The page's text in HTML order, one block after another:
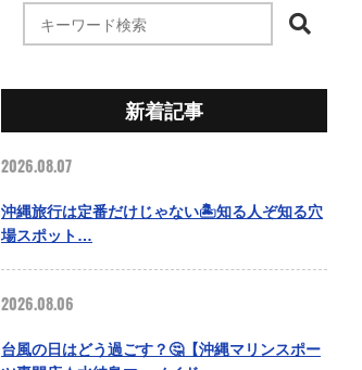
新着記事
2026.08.07
沖縄旅行は定番だけじゃない🏝️知る人ぞ知る穴
場スポット…
2026.08.06
台風の日はどう過ごす？🤔【沖縄マリンスポー